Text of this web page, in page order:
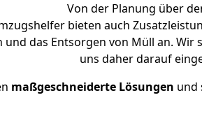
Von der Planung über
bieten auch
und das Entsorgen von Müll an. Wir
uns daher darauf
maßgeschneiderte Lösungen und